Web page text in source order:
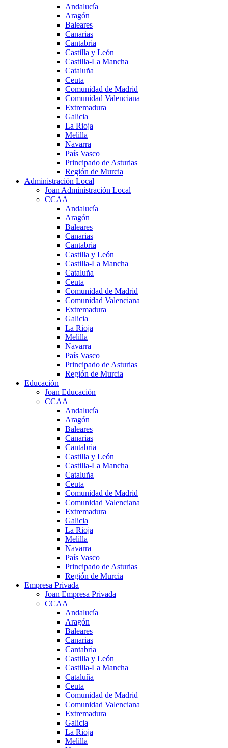
Andalucía
Aragón
Baleares
Canarias
Cantabria
Castilla y León
Castilla-La Mancha
Cataluña
Ceuta
Comunidad de Madrid
Comunidad Valenciana
Extremadura
Galicia
La Rioja
Melilla
Navarra
País Vasco
Principado de Asturias
Región de Murcia
Administración Local
Joan Administración Local
CCAA
Andalucía
Aragón
Baleares
Canarias
Cantabria
Castilla y León
Castilla-La Mancha
Cataluña
Ceuta
Comunidad de Madrid
Comunidad Valenciana
Extremadura
Galicia
La Rioja
Melilla
Navarra
País Vasco
Principado de Asturias
Región de Murcia
Educación
Joan Educación
CCAA
Andalucía
Aragón
Baleares
Canarias
Cantabria
Castilla y León
Castilla-La Mancha
Cataluña
Ceuta
Comunidad de Madrid
Comunidad Valenciana
Extremadura
Galicia
La Rioja
Melilla
Navarra
País Vasco
Principado de Asturias
Región de Murcia
Empresa Privada
Joan Empresa Privada
CCAA
Andalucía
Aragón
Baleares
Canarias
Cantabria
Castilla y León
Castilla-La Mancha
Cataluña
Ceuta
Comunidad de Madrid
Comunidad Valenciana
Extremadura
Galicia
La Rioja
Melilla